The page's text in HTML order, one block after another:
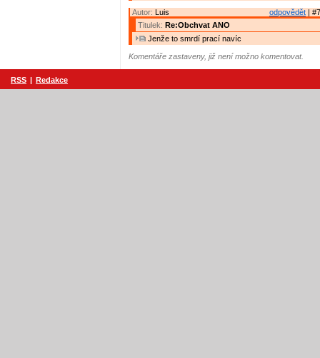
odpovědět |
Autor: Luis
Titulek: Re:Obchvat ANO
Jenže to smrdí prací navíc
Komentáře zastaveny, již není možno komentovat.
RSS | Redakce